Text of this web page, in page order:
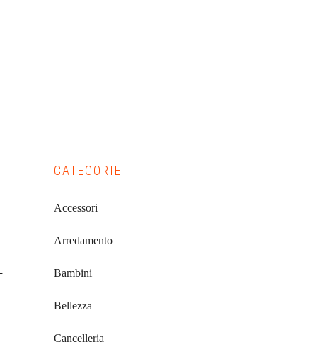
Primary
Sidebar
CATEGORIE
Accessori
Arredamento
Bambini
Bellezza
Cancelleria